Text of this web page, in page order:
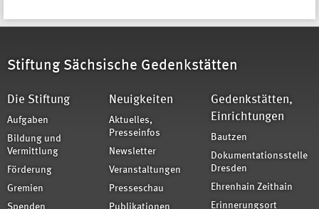
Stiftung Sächsische Gedenkstätten
Die Stiftung
Aufgaben
Bildung und
Vermittlung
Förderung
Gremien
Spenden
Neuigkeiten
Aktuelles,
Presseinfos
Newsletter
Veranstaltungen
Presseschau
Publikationen
Gedenkstätten,
Einrichtungen
Bautzen
Dokumentationsstelle
Dresden
Ehrenhain Zeithain
Erinnerungsort